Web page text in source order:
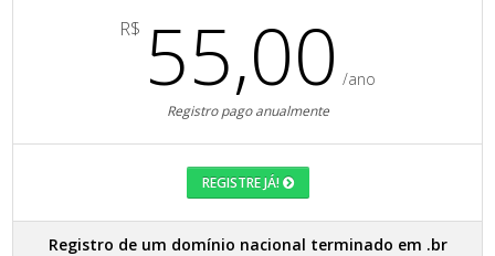
R$ 55,00 /ano
Registro pago anualmente
REGISTRE JÁ!
Registro de um domínio nacional terminado em .br